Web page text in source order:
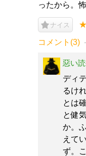
ったから。
ナイス
コメント(3)
惡い
ディ
るけ
とは
と健
か。
えて
ず。